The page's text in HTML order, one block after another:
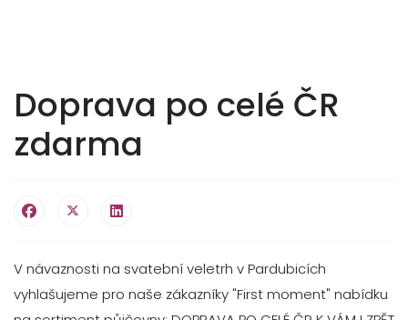
Doprava po celé ČR
zdarma
V návaznosti na svatební veletrh v Pardubicích
vyhlašujeme pro naše zákazníky "First moment" nabídku